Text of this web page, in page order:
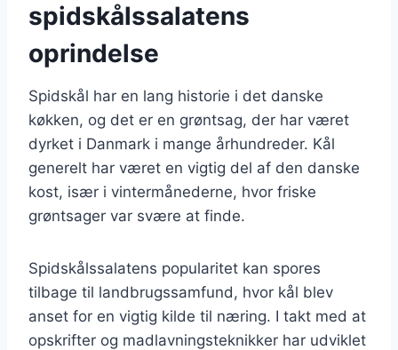
spidskålssalatens
oprindelse
Spidskål har en lang historie i det danske
køkken, og det er en grøntsag, der har været
dyrket i Danmark i mange århundreder. Kål
generelt har været en vigtig del af den danske
kost, især i vintermånederne, hvor friske
grøntsager var svære at finde.
Spidskålssalatens popularitet kan spores
tilbage til landbrugssamfund, hvor kål blev
anset for en vigtig kilde til næring. I takt med at
opskrifter og madlavningsteknikker har udviklet